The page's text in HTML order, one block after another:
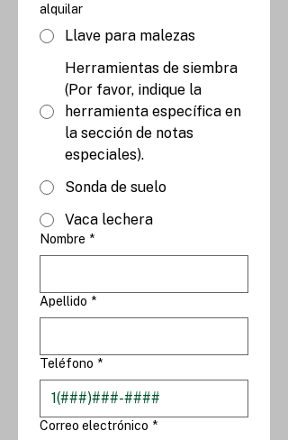
alquilar
Llave para malezas
Herramientas de siembra
(Por favor, indique la
herramienta específica en
la sección de notas
especiales).
Sonda de suelo
Vaca lechera
Nombre *
Apellido *
Teléfono *
Correo electrónico *